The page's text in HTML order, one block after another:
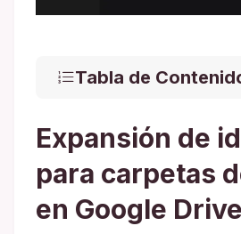
Tabla de
Expansión de
para carpetas
en Google Drive